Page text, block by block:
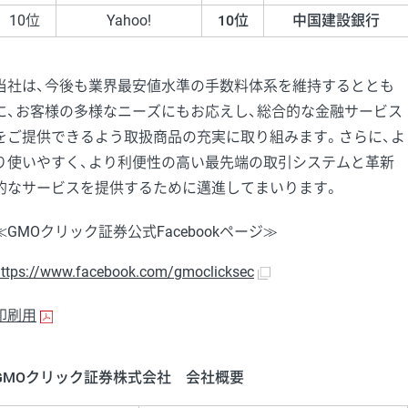
10位 Yahoo! 10位 中国建設銀行
社は、今後も業界最安値水準の手数料体系を維持するととも
、お客様の多様なニーズにもお応えし、総合的な金融サービス
ご提供できるよう取扱商品の充実に取り組みます。さらに、よ
使いやすく、より利便性の高い最先端の取引システムと革新
なサービスを提供するために邁進してまいります。
クリック証券公式Facebookページ≫
www.facebook.com/gmoclicksec
刷用
クリック証券株式会社 会社概要